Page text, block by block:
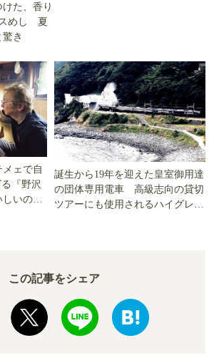
た、香り
めし 夏
き
メェで自
『野沢
しいの
誕生から19年を迎えた皇室御用達
の団体専用電車 高級志向の貸切
ツアーにも使用されるハイグレー
この記事をシェア